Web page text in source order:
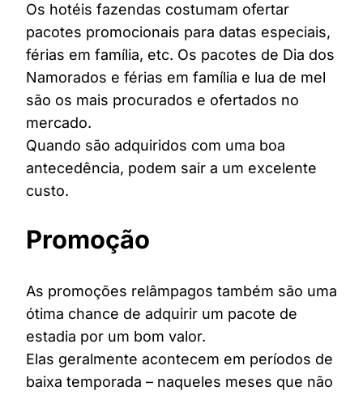
Os hotéis fazendas costumam ofertar
pacotes promocionais para datas especiais,
férias em família, etc. Os pacotes de Dia dos
Namorados e férias em família e lua de mel
são os mais procurados e ofertados no
mercado.
Quando são adquiridos com uma boa
antecedência, podem sair a um excelente
custo.
Promoção
As promoções relâmpagos também são uma
ótima chance de adquirir um pacote de
estadia por um bom valor.
Elas geralmente acontecem em períodos de
baixa temporada – naqueles meses que não